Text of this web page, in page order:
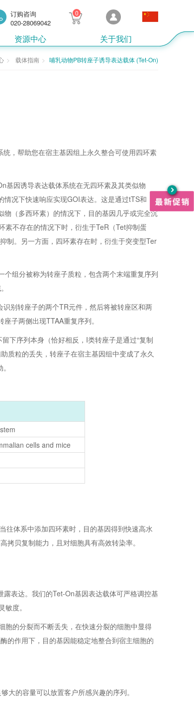
0
订购咨询
020-28069042
资源中心 关于我们
载体指南 哺乳动物PB转座子诱导表达载体 (Tet-On)
，帮助您在宿主基因组上永久整合可使用四环素
基因诱导表达载体系统在无四环素及其类似物
情况下快速响应实现GOI表达。这是通过tTS和
（多西环素）的情况下，目的基因几乎或完全沉
不存在的情况下时，衍生于TeR（Tet抑制蛋
制。另一方面，四环素存在时，衍生于突变型Ter
组分被称为转座子质粒，包含两个末端重复序列
别转座子的两个TR元件，然后将被转座区和两
子两侧出现TTAA重复序列。
下序列本身（恰好相反，I类转座子是通过“复制
质粒的丢失，转座子在宿主基因组中变成了永久
cells and mice
体系中添加四环素时，目的基因得到快速高水
贝复制能力，且对细胞具有高效转染率。
表达。我们的Tet-On基因表达载体可严格调控基
度。
胞的分裂而不断丢失，在快速分裂的细胞中显得
的作用下，目的基因能稳定地整合到宿主细胞的
大的容量可以放置客户所感兴趣的序列。